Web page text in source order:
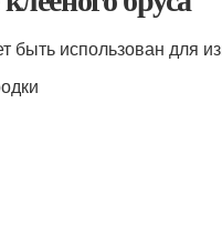
использован для